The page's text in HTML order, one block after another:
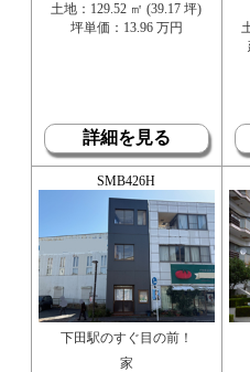
土地：129.52 ㎡ (39.17 坪)
坪単価：13.96 万円
詳細を見る
SMB426H
下田駅のすぐ目の前！
家